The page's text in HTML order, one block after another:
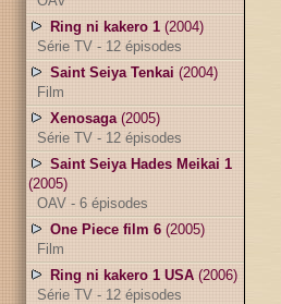
Ring ni kakero 1 (2004)
Série TV - 12 épisodes
Saint Seiya Tenkai (2004)
Film
Xenosaga(2005)
Série TV - 12 épisodes
Saint Seiya Hades Meikai 1
(2005)
OAV - 6 épisodes
One Piece film 6 (2005)
Film
Ring ni kakero 1 USA (2006)
Série TV - 12 épisodes